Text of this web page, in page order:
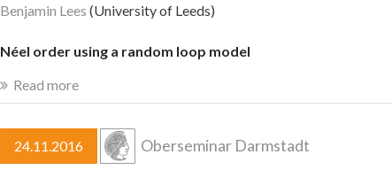
Benjamin Lees (University of Leeds)
Néel order using a random loop model
Read more
24.11.2016 Oberseminar Darmstadt